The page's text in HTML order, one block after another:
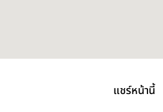
แชร์หน้านี้